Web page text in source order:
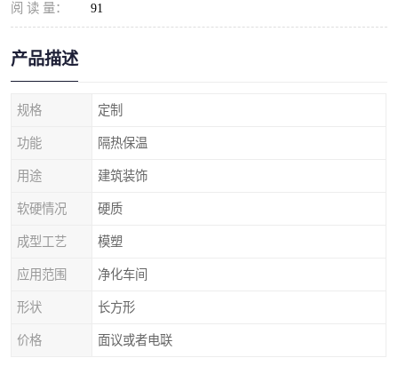
阅 读 量： 91
产品描述
规格 定制
功能 隔热保温
用途 建筑装饰
软硬情况 硬质
成型工艺 模塑
应用范围 净化车间
形状 长方形
价格 面议或者电联